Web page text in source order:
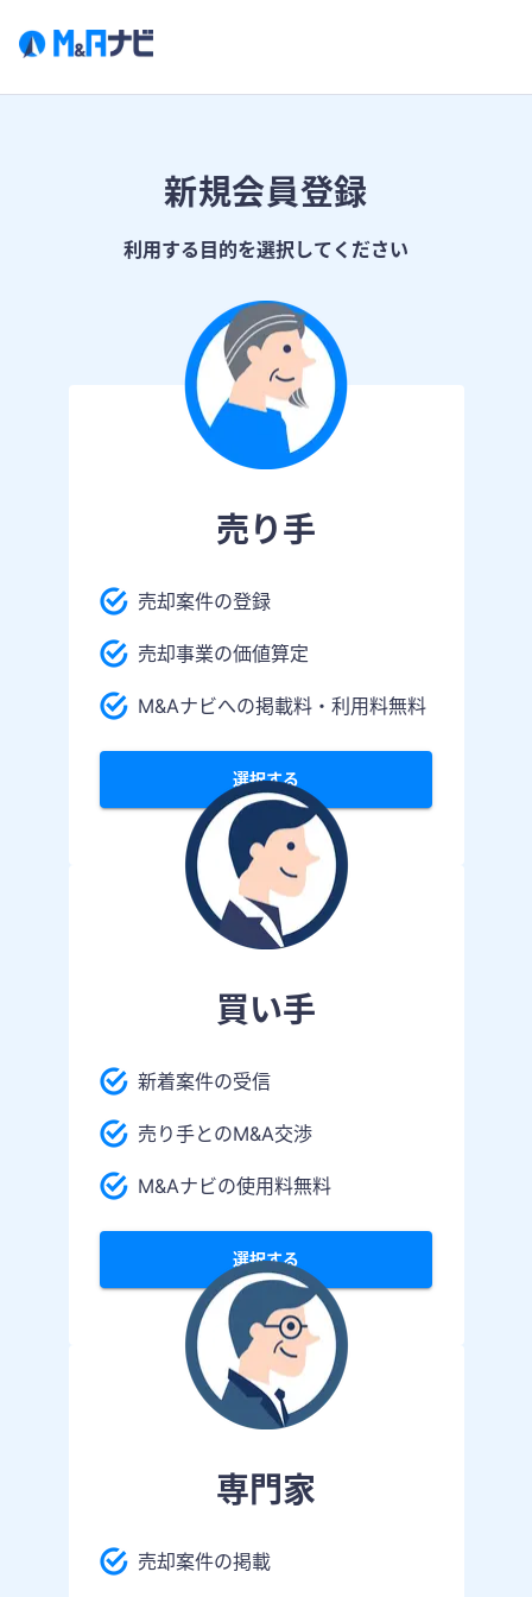
新規会員登録
利用する目的を選択してください
売り手
売却案件の登録
売却事業の価値算定
M&Aナビへの掲載料・利用料無料
選択する
買い手
新着案件の受信
売り手とのM&A交渉
M&Aナビの使用料無料
選択する
専門家
売却案件の掲載